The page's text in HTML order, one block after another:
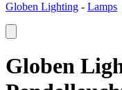
Globen Lighting - Lamps
Globen